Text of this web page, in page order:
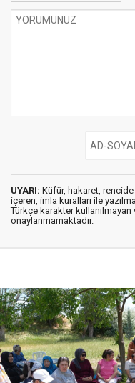
UYARI: Küfür, hakaret,
içeren, imla kuralları ile
Türkçe karakter
onaylanmamaktadır.